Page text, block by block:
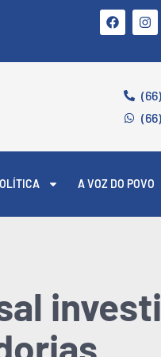
A VOZ DO POVO